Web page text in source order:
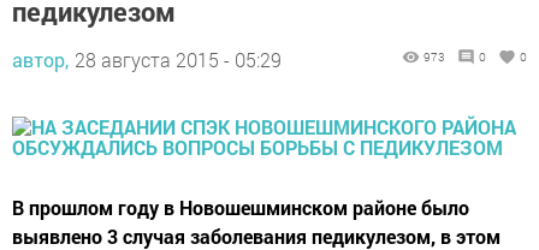
педикулезом
автор, 28 августа 2015 - 05:29 973 0 0
В прошлом году в Новошешминском районе было
выявлено 3 случая заболевания педикулезом, в этом